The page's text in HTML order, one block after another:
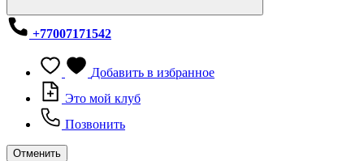
+77007171542
Добавить в избранное
Это мой клуб
Позвонить
Отменить